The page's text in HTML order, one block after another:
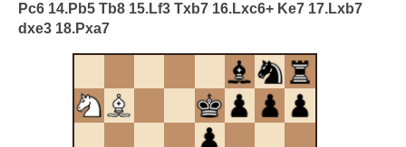
Pc6 14.Pb5 Tb8 15.Lf3 Txb7 16.Lxc6+ Ke7 17.Lxb7
dxe3 18.Pxa7